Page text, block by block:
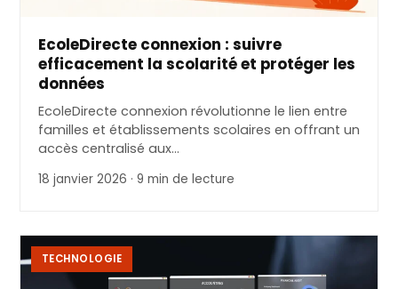
EcoleDirecte connexion : suivre
efficacement la scolarité et protéger les
données
EcoleDirecte connexion révolutionne le lien entre
familles et établissements scolaires en offrant un
accès centralisé aux…
18 janvier 2026 · 9 min de lecture
TECHNOLOGIE